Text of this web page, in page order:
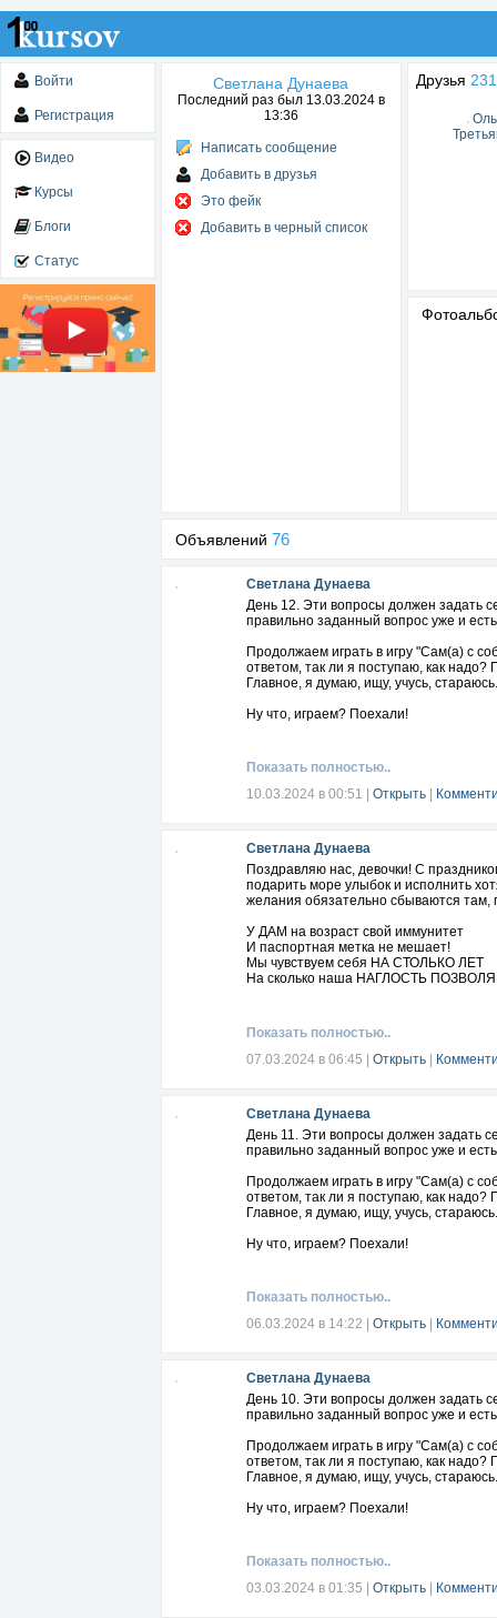
Войти
Регистрация
Видео
Курсы
Блоги
Статус
Светлана Дунаева
Последний раз был 13.03.2024 в
13:36
Написать сообщение
Добавить в друзья
Это фейк
Добавить в черный список
Друзья
Объявлений 76
Светлана Дунаева
День 12. Эти вопросы должен задать
правильно заданный вопрос уже и есть
Продолжаем играть в игру "Сам(а) с
ответом, так ли я поступаю, как
Главное, я думаю, ищу, учусь,
Ну что, играем? Поехали!
Показать полностью..
10.03.2024 в 00:51
Открыть
Светлана Дунаева
Поздравляю нас, девочки! С
подарить море улыбок и исполнить
желания обязательно сбываются там,
У ДАМ на возраст свой иммунитет
И паспортная метка не мешает!
Мы чувствуем себя НА СТОЛЬКО ЛЕТ
На сколько наша НАГЛОСТЬ
Показать полностью..
07.03.2024 в 06:45
Открыть
Светлана Дунаева
День 11. Эти вопросы должен задать
правильно заданный вопрос уже и есть
Продолжаем играть в игру "Сам(а) с
ответом, так ли я поступаю, как
Главное, я думаю, ищу, учусь,
Ну что, играем? Поехали!
Показать полностью..
06.03.2024 в 14:22
Открыть
Светлана Дунаева
День 10. Эти вопросы должен задать
правильно заданный вопрос уже и есть
Продолжаем играть в игру "Сам(а) с
ответом, так ли я поступаю, как
Главное, я думаю, ищу, учусь,
Ну что, играем? Поехали!
Показать полностью..
03.03.2024 в 01:35
Открыть